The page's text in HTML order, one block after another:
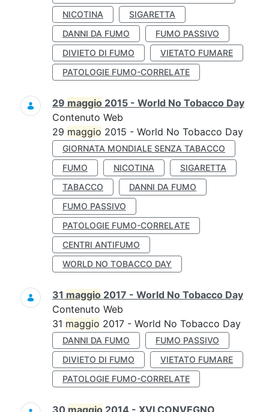
NICOTINA
SIGARETTA
DANNI DA FUMO
FUMO PASSIVO
DIVIETO DI FUMO
VIETATO FUMARE
PATOLOGIE FUMO-CORRELATE
29 maggio 2015 - World No Tobacco Day
Contenuto Web
29 maggio 2015 - World No Tobacco Day
GIORNATA MONDIALE SENZA TABACCO
FUMO
NICOTINA
SIGARETTA
TABACCO
DANNI DA FUMO
FUMO PASSIVO
PATOLOGIE FUMO-CORRELATE
CENTRI ANTIFUMO
WORLD NO TOBACCO DAY
31 maggio 2017 - World No Tobacco Day
Contenuto Web
31 maggio 2017 - World No Tobacco Day
DANNI DA FUMO
FUMO PASSIVO
DIVIETO DI FUMO
VIETATO FUMARE
PATOLOGIE FUMO-CORRELATE
30 maggio 2014 - XVI CONVEGNO